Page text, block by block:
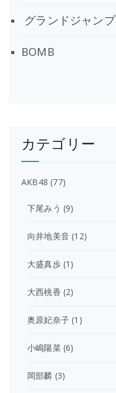
グランドジャンプ
BOMB
カテゴリー
AKB48 (77)
下尾みう (9)
向井地美音 (12)
大盛真歩(1)
大西桃香 (2)
奥原妃奈子 (1)
小嶋陽菜(6)
岡部麟 (3)